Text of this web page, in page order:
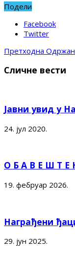
Подели
Facebook
Twitter
Претходна
Сличне вести
Јавни увид у
24. јул 2020.
О Б А В Е Ш Т Е
19. фебруар 2026.
Награђени
29. јун 2025.